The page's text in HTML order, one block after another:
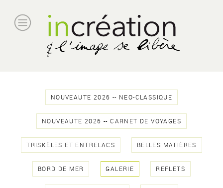
NOUVEAUTE 2026 -- NEO-CLASSIQUE
NOUVEAUTE 2026 -- CARNET DE VOYAGES
TRISKÈLES ET ENTRELACS BELLES MATIÈRES
BORD DE MER GALERIE REFLETS